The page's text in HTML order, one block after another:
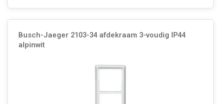
Busch-Jaeger 2103-34 afdekraam 3-voudig IP44
alpinwit